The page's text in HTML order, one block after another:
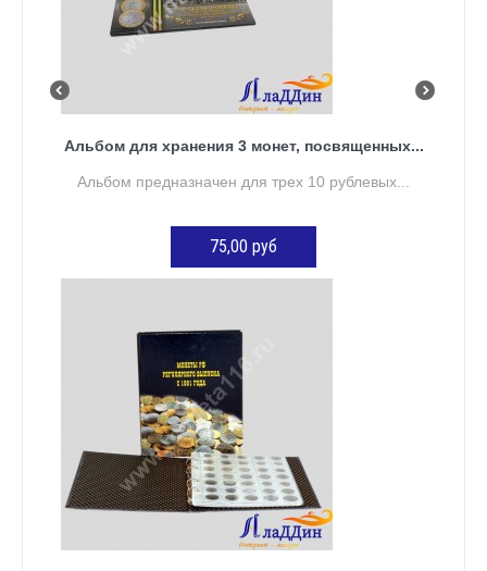
Альбом для хранения 3 монет, посвященных...
Альбом предназначен для трех 10 рублевых...
75,00 руб